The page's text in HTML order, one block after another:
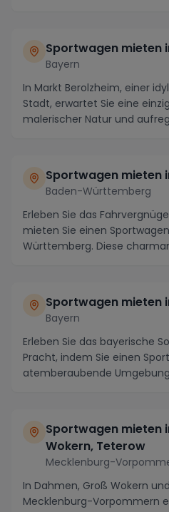
Sportwagen mieten
Bayern
In Markt Berolzheim, einer
Stadt, erwartet Sie eine
malerischer Natur und
Sportwagen mieten
Baden-Württemberg
Erleben Sie das
mieten Sie einen
Württemberg. Diese
Sportwagen mieten
Bayern
Erleben Sie das bayerische
Pracht, indem Sie einen
atemberaubende
Sportwagen mieten
Wokern, Teterow
Mecklenburg-
In Dahmen, Groß Wokern
Mecklenburg-Vorpommern